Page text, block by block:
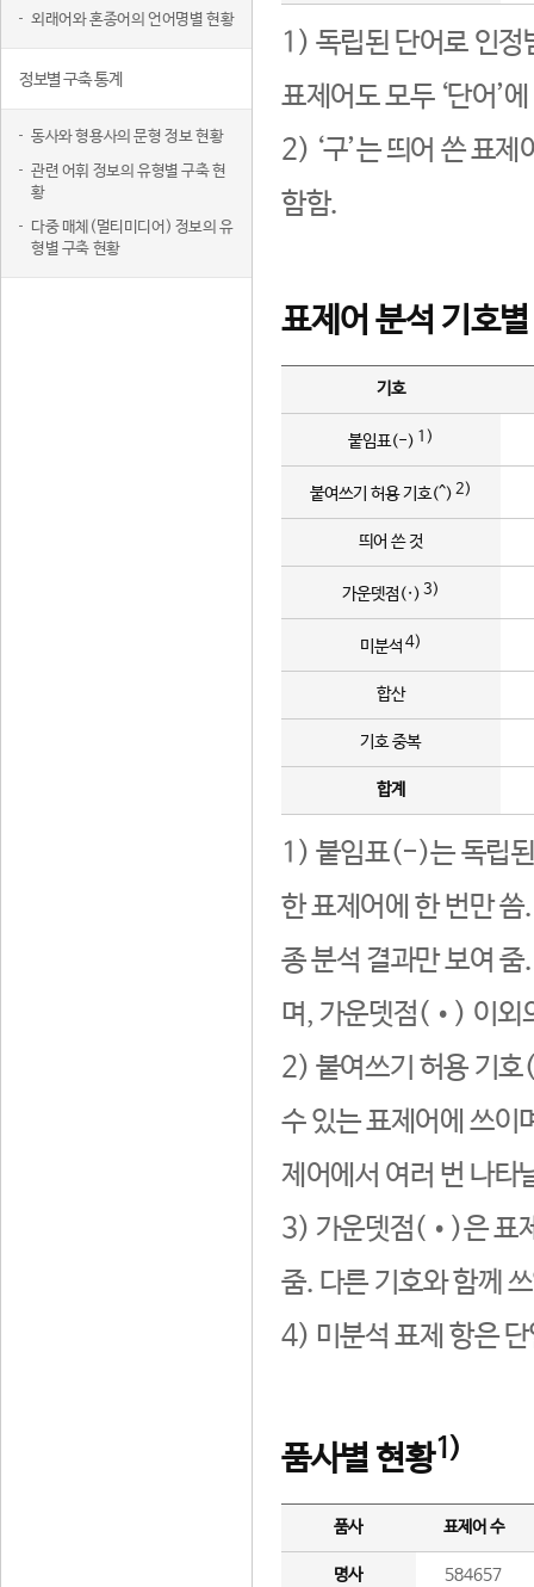
외래어와 혼종어의 언어명별 현황
정보별 구축 통계
동사와 형용사의 문형 정보 현황
관련 어휘 정보의 유형별 구축 현
황
다중 매체(멀티미디어) 정보의 유
형별 구축 현황
1) 독립된 단어로 인정
표제어도 모두 ‘단어’
2) ‘구’는 띄어 쓴 표
함함.
표제어 분석 기호
기호
붙임표(-) 1)
붙여쓰기 허용 기호(^) 2)
띄어 쓴 것
가운뎃점(·) 3)
미분석 4)
합산
기호 중복
합계
1) 붙임표(-)는 독립된
한 표제어에 한 번만
종 분석 결과만 보여
며, 가운뎃점(•) 이외
2) 붙여쓰기 허용 기호
수 있는 표제어에 쓰이
제어에서 여러 번 나타
3) 가운뎃점(•)은 표
줌. 다른 기호와 함께
4) 미분석 표제 항은
품사별 현황1)
품사 표제어 수
명사 584657